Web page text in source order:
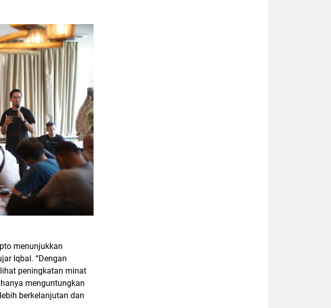
menunjukkan
Iqbal. “Dengan
peningkatan minat
menguntungkan
berkelanjutan dan